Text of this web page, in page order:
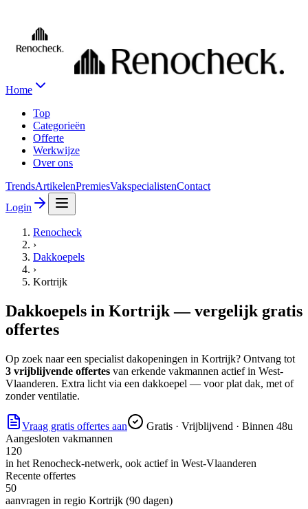
Home
Top
Categorieën
Offerte
Werkwijze
Over ons
TrendsArtikelenPremiesVakspecialistenContact
Login
Renocheck
›
Dakkoepels
›
Kortrijk
Dakkoepels in Kortrijk— vergelijk gratis
offertes
Op zoek naareen specialist dakopeningen in Kortrijk? Ontvang tot
3 vrijblijvende offertes van erkende vakmannen actief in West-
Vlaanderen. Extra licht via een dakkoepel — voor plat dak, met of
zonder ventilatie.
Vraag gratis offertes aan
Gratis · Vrijblijvend · Binnen 48u
Aangesloten vakmannen
120
in het Renocheck-netwerk, ook actief in West-Vlaanderen
Recente offertes
50
aanvragen in regio Kortrijk (90 dagen)